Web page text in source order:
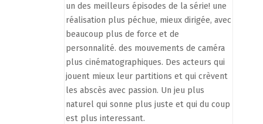
un des meilleurs épisodes de la série! une
réalisation plus péchue, mieux dirigée, avec
beaucoup plus de force et de
personnalité. des mouvements de caméra
plus cinématographiques. Des acteurs qui
jouent mieux leur partitions et qui crèvent
les abscès avec passion. Un jeu plus
naturel qui sonne plus juste et qui du coup
est plus interessant.